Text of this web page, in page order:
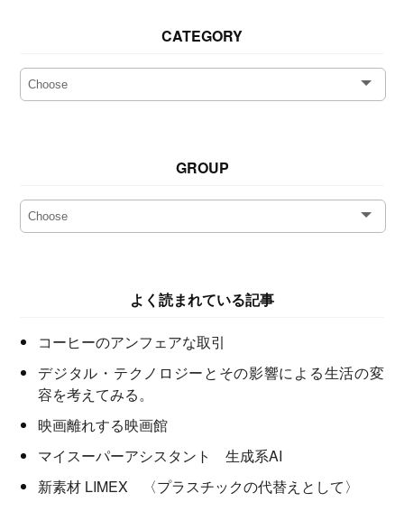
CATEGORY
GROUP
よく読まれている記事
コーヒーのアンフェアな取引
デジタル・テクノロジーとその影響による生活の変
容を考えてみる。
映画離れする映画館
マイスーパーアシスタント 生成系AI
新素材 LIMEX 〈プラスチックの代替えとして〉